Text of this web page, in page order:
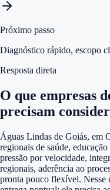
Próximo passo
Diagnóstico rápido, escopo
Resposta direta
O que empresas
precisam
Águas Lindas de Goiás, em
regionais de saúde,
pressão por velocidade,
regionais, aderência ao
pronta pouco flexível. Nesse